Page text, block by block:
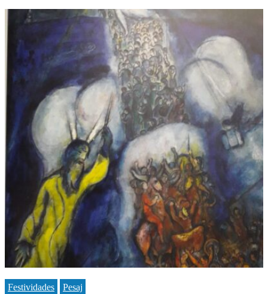
Festividades Pesaj